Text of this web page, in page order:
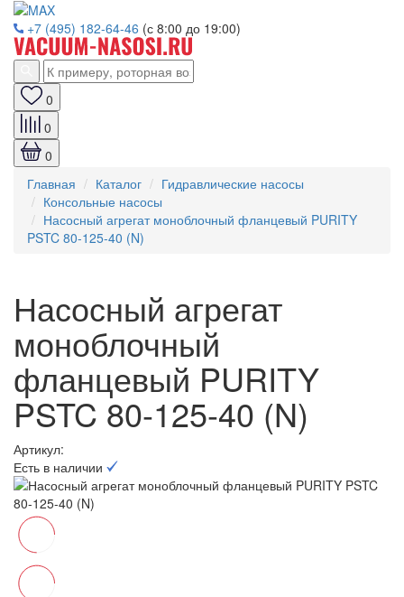
+7 (495) 182-64-46 (с 8:00 до 19:00)
0
0
0
Главная
Каталог
Гидравлические насосы
Консольные насосы
Насосный агрегат моноблочный фланцевый PURITY
PSTC 80-125-40 (N)
Насосный агрегат
моноблочный
фланцевый PURITY
PSTC 80-125-40 (N)
Артикул:
Есть в наличии